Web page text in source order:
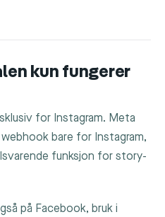
kun fungerer
for Instagram. Meta
webhook bare for Instagram,
funksjon for story-
på Facebook, bruk i